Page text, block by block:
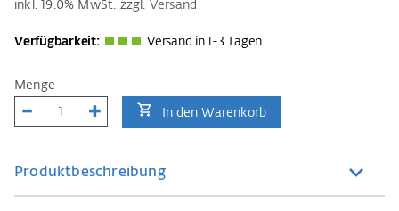
inkl. 19.0% MwSt. zzgl. Versand
Verfügbarkeit: Versand in 1-3 Tagen
Menge
In den Warenkorb
Produktbeschreibung